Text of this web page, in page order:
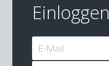
Einloggen
E-Mail: